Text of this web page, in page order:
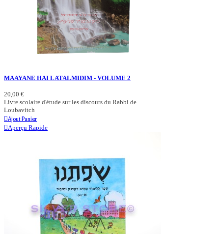
MAAYANE HAI LATALMIDIM - VOLUME 2
20,00 €
Livre scolaire d'étude sur les discours du Rabbi de
Loubavitch
Ajout Panier
Aperçu Rapide